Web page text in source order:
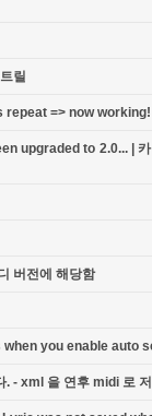
릴
=> now
upgraded to 2.0... | 카
버전에 해당함
you enable auto
- xml 을 연후 midi 로